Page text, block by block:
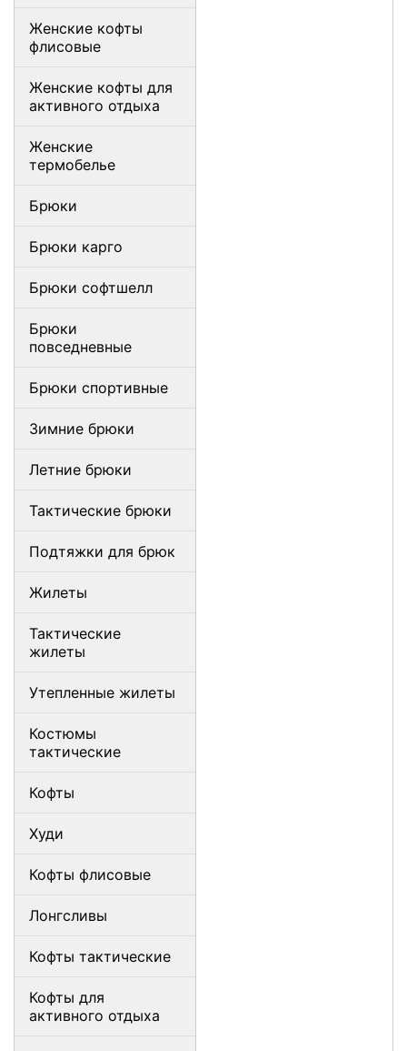
Женские кофты
флисовые
Женские кофты для
активного отдыха
Женские
термобелье
Брюки
Брюки карго
Брюки софтшелл
Брюки
повседневные
Брюки спортивные
Зимние брюки
Летние брюки
Тактические брюки
Подтяжки для брюк
Жилеты
Тактические
жилеты
Утепленные жилеты
Костюмы
тактические
Кофты
Худи
Кофты флисовые
Лонгсливы
Кофты тактические
Кофты для
активного отдыха